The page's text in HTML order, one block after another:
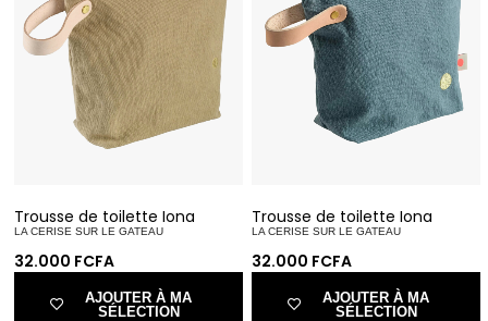
Trousse de toilette Iona
LA CERISE SUR LE GATEAU
32.000 FCFA
AJOUTER À MA
SÉLECTION
Trousse de toilette Iona
LA CERISE SUR LE GATEAU
32.000 FCFA
AJOUTER À MA
SÉLECTION